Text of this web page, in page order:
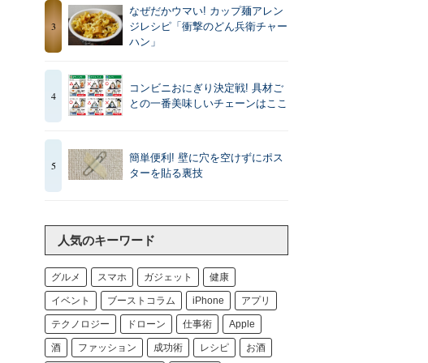
3
なぜだかウマい! カップ麺アレン
ジレシピ「衝撃のどん兵衛チャー
ハン」
4
コンビニおにぎり決定戦! 具材ご
との一番美味しいチェーンはここ
5
簡単便利! 壁に穴を空けずにポス
ターを貼る裏技
人気のキーワード
グルメ スマホ ガジェット 健康
イベント ブーストコラム iPhone アプリ
テクノロジー ドローン 仕事術 Apple
酒 ファッション 成功術 レシピ お酒